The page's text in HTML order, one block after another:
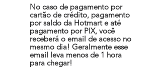
No caso de pagamento por
cartão de crédito, pagamento
por saldo da Hotmart e até
pagamento por PIX, você
receberá o email de acesso no
mesmo dia! Geralmente esse
email leva menos de 1 hora
para chegar!